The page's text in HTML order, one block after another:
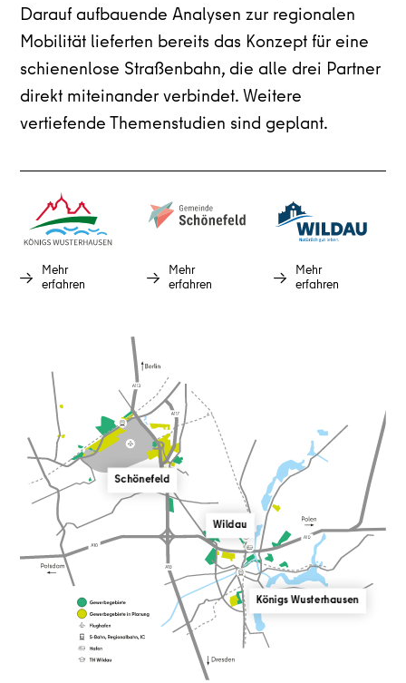
Schönefeld
Wildau
Königs Wusterhausen
Darauf aufbauende Analysen zur regionalen
Mobilität lieferten bereits das Konzept für eine
schienenlose Straßenbahn, die alle drei Partner
direkt miteinander verbindet. Weitere
vertiefende Themenstudien sind geplant.
Mehr
erfahren
Mehr
erfahren
Mehr
erfahren